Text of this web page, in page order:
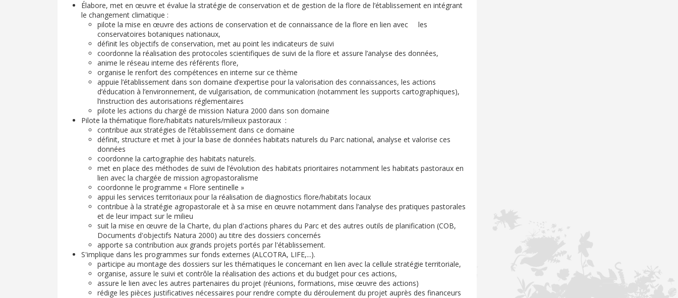
Élabore, met en œuvre et évalue la stratégie de conservation et de gestion de la flore de l’établissement en intégrant
le changement climatique :
pilote la mise en œuvre des actions de conservation et de connaissance de la flore en lien avec les
conservatoires botaniques nationaux,
définit les objectifs de conservation, met au point les indicateurs de suivi
coordonne la réalisation des protocoles scientifiques de suivi de la flore et assure l’analyse des données,
anime le réseau interne des référents flore,
organise le renfort des compétences en interne sur ce thème
appuie l’établissement dans son domaine d’expertise pour la valorisation des connaissances, les actions
d’éducation à l’environnement, de vulgarisation, de communication (notamment les supports cartographiques),
l’instruction des autorisations réglementaires
pilote les actions du chargé de mission Natura 2000 dans son domaine
Pilote la thématique flore/habitats naturels/milieux pastoraux :
contribue aux stratégies de l’établissement dans ce domaine
définit, structure et met à jour la base de données habitats naturels du Parc national, analyse et valorise ces
données
coordonne la cartographie des habitats naturels.
met en place des méthodes de suivi de l’évolution des habitats prioritaires notamment les habitats pastoraux en
lien avec la chargée de mission agropastoralisme
coordonne le programme « Flore sentinelle »
appui les services territoriaux pour la réalisation de diagnostics flore/habitats locaux
contribue à la stratégie agropastorale et à sa mise en œuvre notamment dans l’analyse des pratiques pastorales
et de leur impact sur le milieu
suit la mise en œuvre de la Charte, du plan d'actions phares du Parc et des autres outils de planification (COB,
Documents d'objectifs Natura 2000) au titre des dossiers concernés
apporte sa contribution aux grands projets portés par l'établissement.
S'implique dans les programmes sur fonds externes (ALCOTRA, LIFE,...).
participe au montage des dossiers sur les thématiques le concernant en lien avec la cellule stratégie territoriale,
organise, assure le suivi et contrôle la réalisation des actions et du budget pour ces actions,
assure le lien avec les autres partenaires du projet (réunions, formations, mise œuvre des actions)
rédige les pièces justificatives nécessaires pour rendre compte du déroulement du projet auprès des financeurs